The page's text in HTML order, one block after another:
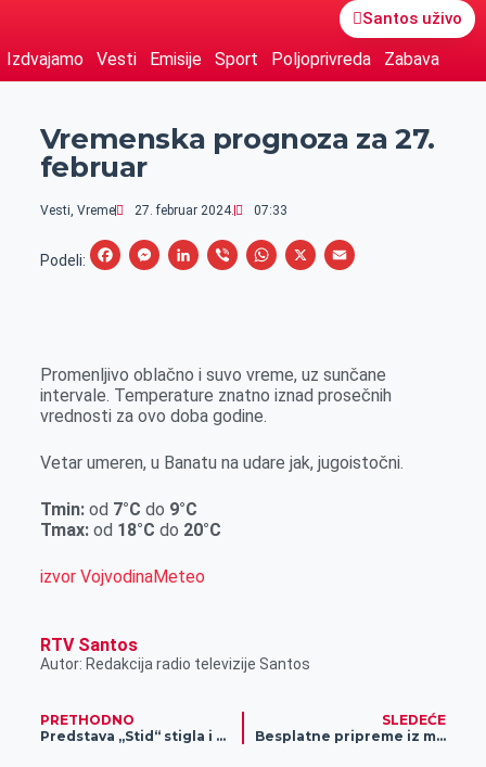
Santos uživo
Izdvajamo Vesti Emisije Sport Poljoprivreda Zabava
Vremenska prognoza za 27.
februar
Vesti, Vreme 27. februar 2024. 07:33
Podeli:
F
b
o
k
M
e
n
e
L
e
d
n
V
r
W
s
A
p
X
E
l
Promenljivo oblačno i suvo vreme, uz sunčane
intervale. Temperature znatno iznad prosečnih
vrednosti za ovo doba godine.
Vetar umeren, u Banatu na udare jak, jugoistočni.
Tmin:od 7°C do 9°C
Tmax: od 18°C do 20°C
izvor VojvodinaMeteo
RTV Santos
Autor: Redakcija radio televizije Santos
PRETHODNO
Predstava „Stid“ stigla i u Zrenjanin
SLEDEĆE
Besplatne pripreme iz matematike za IT smer